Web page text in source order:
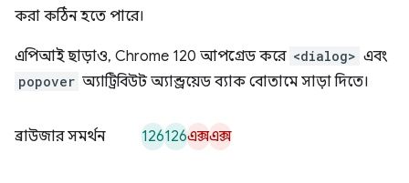
করা কঠিন হতে পারে।
এপিআই ছাড়াও, Chrome 120 আপগ্রেড করে <dialog> এবং
popover অ্যাট্রিবিউট অ্যান্ড্রয়েড ব্যাক বোতামে সাড়া দিতে।
ব্রাউজার সমর্থন 126126এক্সএক্স